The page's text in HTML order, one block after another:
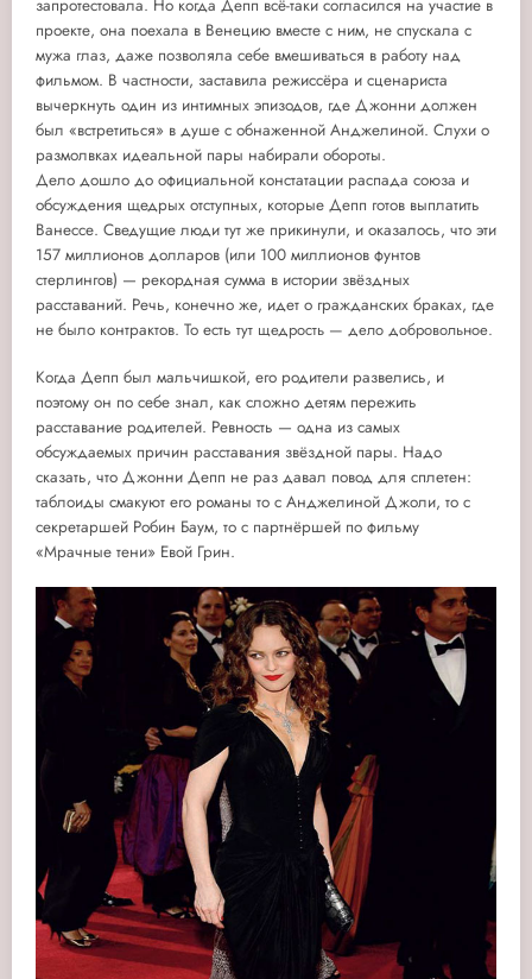
запротестовала. Но когда Депп всё-таки согласился на участие в
проекте, она поехала в Венецию вместе с ним, не спускала с
мужа глаз, даже позволяла себе вмешиваться в работу над
фильмом. В частности, заставила режиссёра и сценариста
вычеркнуть один из интимных эпизодов, где Джонни должен
был «встретиться» в душе с обнаженной Анджелиной. Слухи о
размолвках идеальной пары набирали обороты.
Дело дошло до официальной констатации распада союза и
обсуждения щедрых отступных, которые Депп готов выплатить
Ванессе. Сведущие люди тут же прикинули, и оказалось, что эти
157 миллионов долларов (или 100 миллионов фунтов
стерлингов) — рекордная сумма в истории звёздных
расставаний. Речь, конечно же, идет о гражданских браках, где
не было контрактов. То есть тут щедрость — дело добровольное.
Когда Депп был мальчишкой, его родители развелись, и
поэтому он по себе знал, как сложно детям пережить
расставание родителей. Ревность — одна из самых
обсуждаемых причин расставания звёздной пары. Надо
сказать, что Джонни Депп не раз давал повод для сплетен:
таблоиды смакуют его романы то с Анджелиной Джоли, то с
секретаршей Робин Баум, то с партнёршей по фильму
«Мрачные тени» Евой Грин.